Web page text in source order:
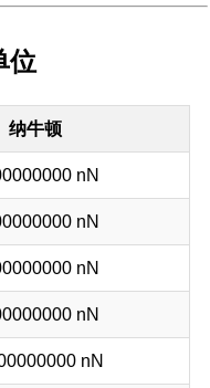
位
纳牛顿
nN
nN
nN
nN
nN